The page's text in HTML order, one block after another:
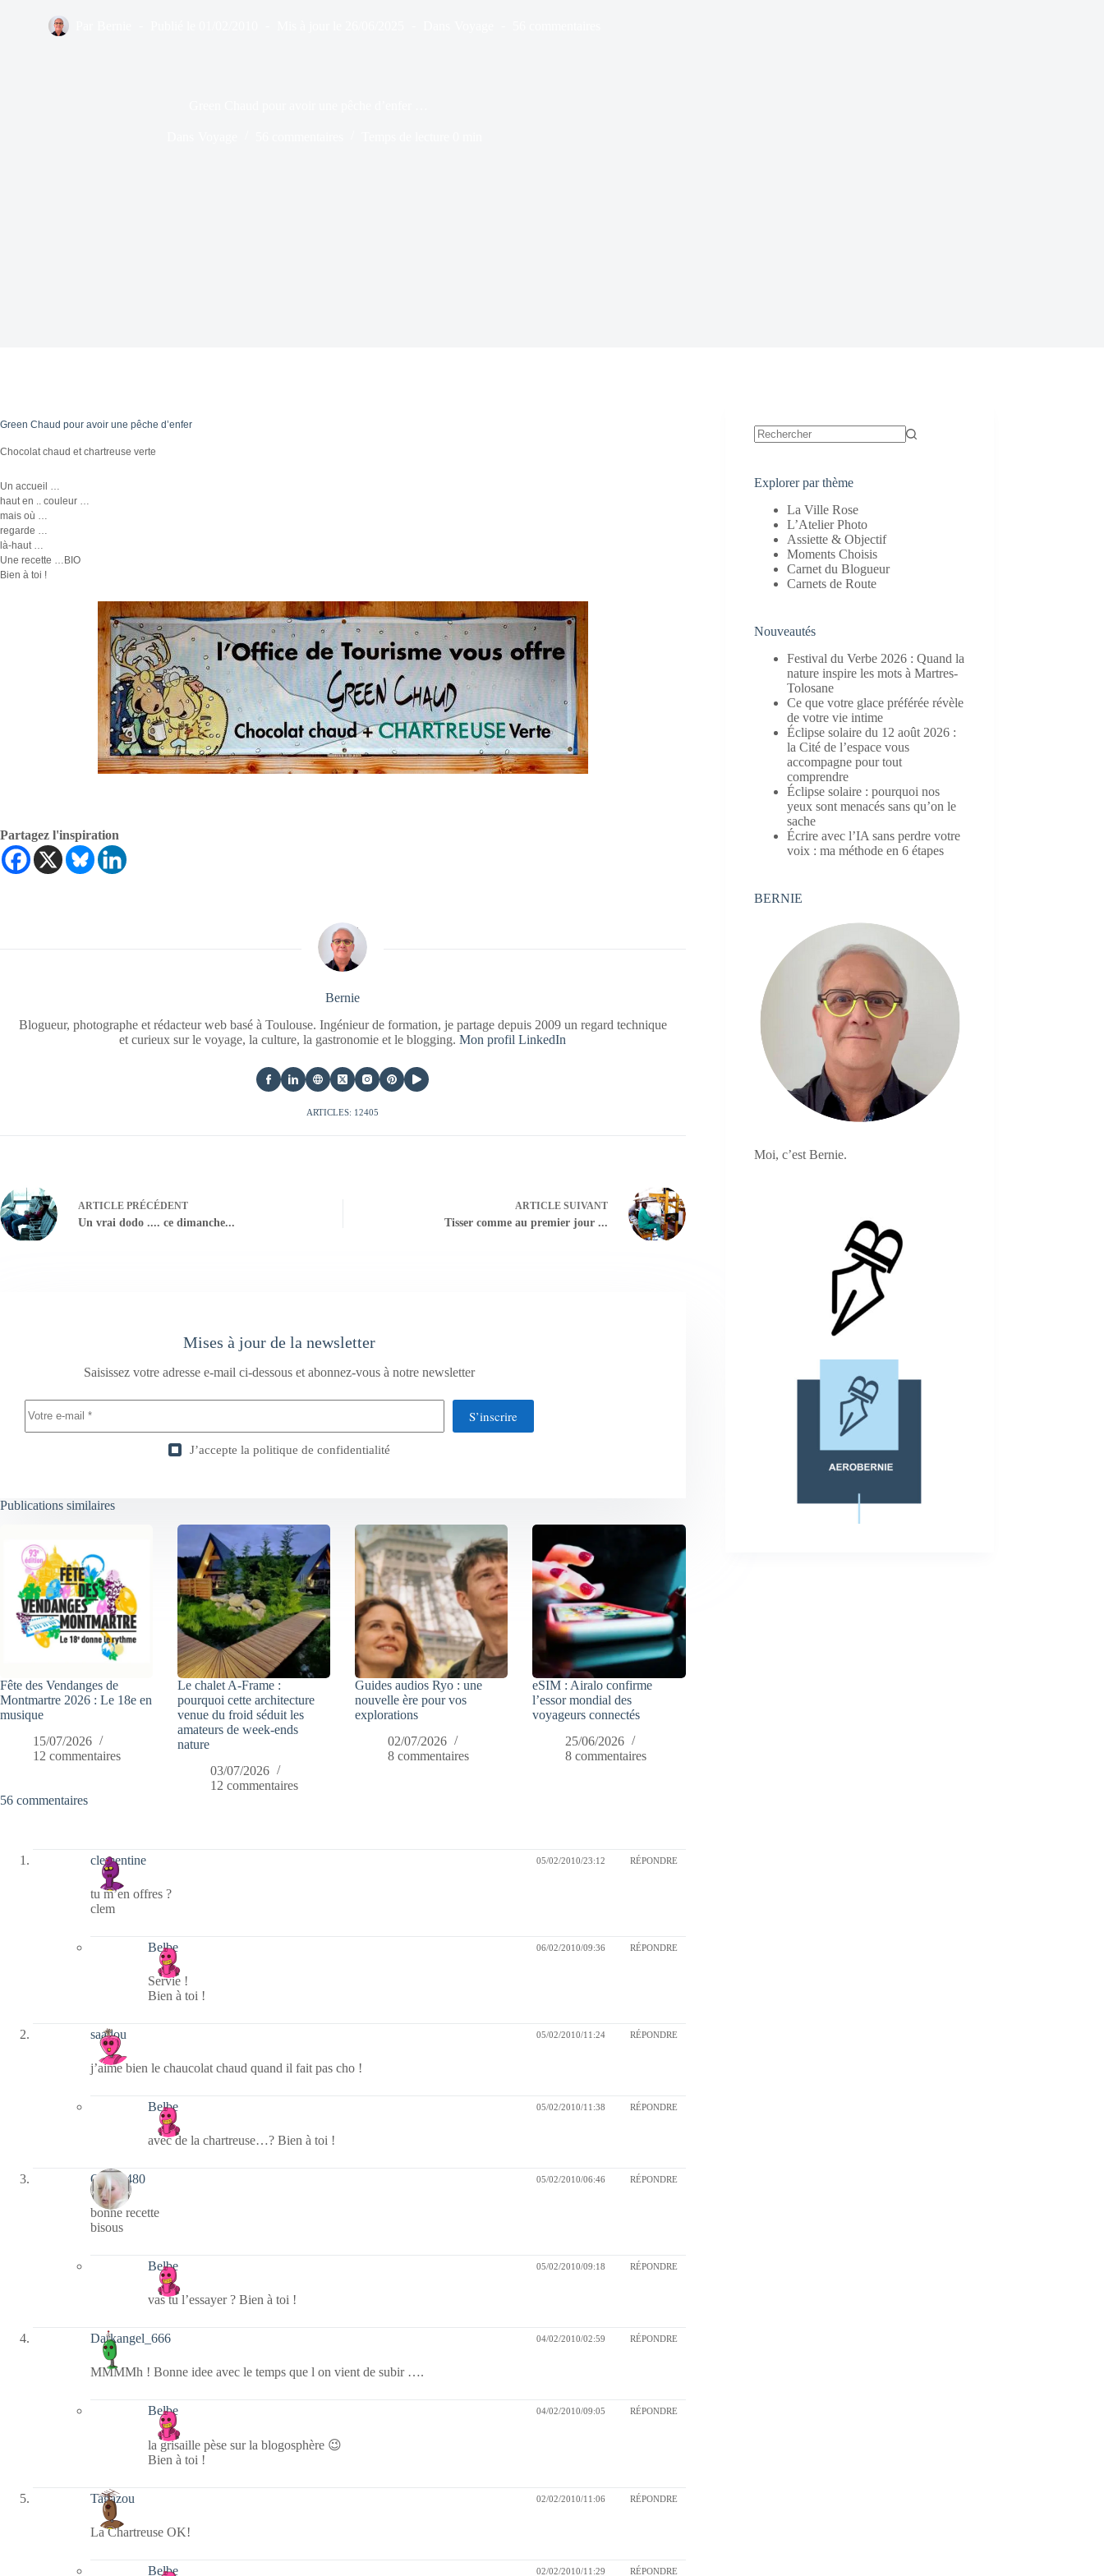
Green Chaud pour avoir une pêche d’enfer
Chocolat chaud et chartreuse verte
Un accueil …
haut en .. couleur …
mais où …
regarde …
là-haut …
Une recette …BIO
Bien à toi !
Partagez l'inspiration
Bernie
Blogueur, photographe et rédacteur web basé à Toulouse. Ingénieur de formation, je partage depuis 2009 un regard technique
et curieux sur le voyage, la culture, la gastronomie et le blogging.Mon profil LinkedIn
ARTICLES: 12405
ARTICLE PRÉCÉDENT
Un vrai dodo .... ce dimanche...
ARTICLESUIVANT
Tisser comme au premier jour ...
Mises à jour de la newsletter
Saisissez votre adresse e-mail ci-dessous et abonnez-vous à notre newsletter
S’inscrire
J’accepte la politique de confidentialité
Publications similaires
Fête des Vendanges de
Montmartre 2026 : Le 18e en
musique
15/07/2026
12 commentaires
Le chalet A-Frame :
pourquoi cette architecture
venue du froid séduit les
amateurs de week-ends
nature
03/07/2026
12 commentaires
Guides audios Ryo : une
nouvelle ère pour vos
explorations
02/07/2026
8 commentaires
eSIM : Airalo confirme
l’essor mondial des
voyageurs connectés
25/06/2026
8 commentaires
56 commentaires
clementine 05/02/2010/23:12 RÉPONDRE
tu m’en offres ?
clem
Belbe 06/02/2010/09:36 RÉPONDRE
Servie !
Bien à toi !
saadou 05/02/2010/11:24 RÉPONDRE
j’aime bien le chaucolat chaud quand il fait pas cho !
Belbe 05/02/2010/11:38 RÉPONDRE
avec de la chartreuse…? Bien à toi !
GIGIP480 05/02/2010/06:46 RÉPONDRE
bonne recette
bisous
Belbe 05/02/2010/09:18 RÉPONDRE
vas tu l’essayer ? Bien à toi !
Darkangel_666 04/02/2010/02:59 RÉPONDRE
MMMMh ! Bonne idee avec le temps que l on vient de subir ….
Belbe 04/02/2010/09:05 RÉPONDRE
la grisaille pèse sur la blogosphère 😉
Bien à toi !
Tagazou 02/02/2010/11:06 RÉPONDRE
La Chartreuse OK!
Belbe 02/02/2010/11:29 RÉPONDRE
Explorer par thème
La Ville Rose
L’Atelier Photo
Assiette & Objectif
Moments Choisis
Carnet du Blogueur
Carnets de Route
Nouveautés
Festival du Verbe 2026 : Quand la
nature inspire les mots à Martres-
Tolosane
Ce que votre glace préférée révèle
de votre vie intime
Éclipse solaire du 12 août 2026 :
la Cité de l’espace vous
accompagne pour tout
comprendre
Éclipse solaire : pourquoi nos
yeux sont menacés sans qu’on le
sache
Écrire avec l’IA sans perdre votre
voix : ma méthode en 6 étapes
BERNIE
Moi, c’est Bernie.